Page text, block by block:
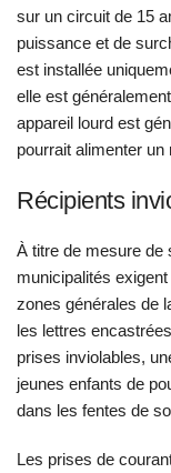
sur un circuit de 15
puissance et de
est installée
elle est
appareil lourd est
pourrait alimenter un
Récipients
À titre de mesure de
municipalités
zones générales de
les lettres
prises inviolables,
jeunes enfants de
dans les fentes de
Les prises de